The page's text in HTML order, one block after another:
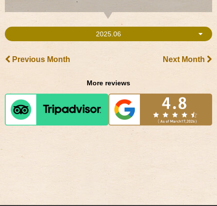
2025.06
Previous Month Next Month
More reviews